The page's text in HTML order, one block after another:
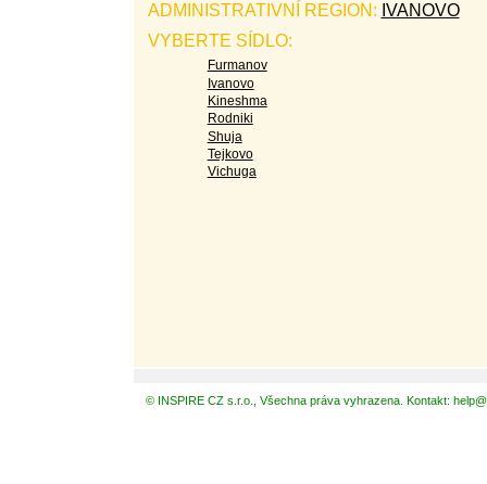
ADMINISTRATIVNÍ REGION: IVANOVO
VYBERTE SÍDLO:
Furmanov
Ivanovo
Kineshma
Rodniki
Shuja
Tejkovo
Vichuga
© INSPIRE CZ s.r.o., Všechna práva vyhrazena. Kontakt: